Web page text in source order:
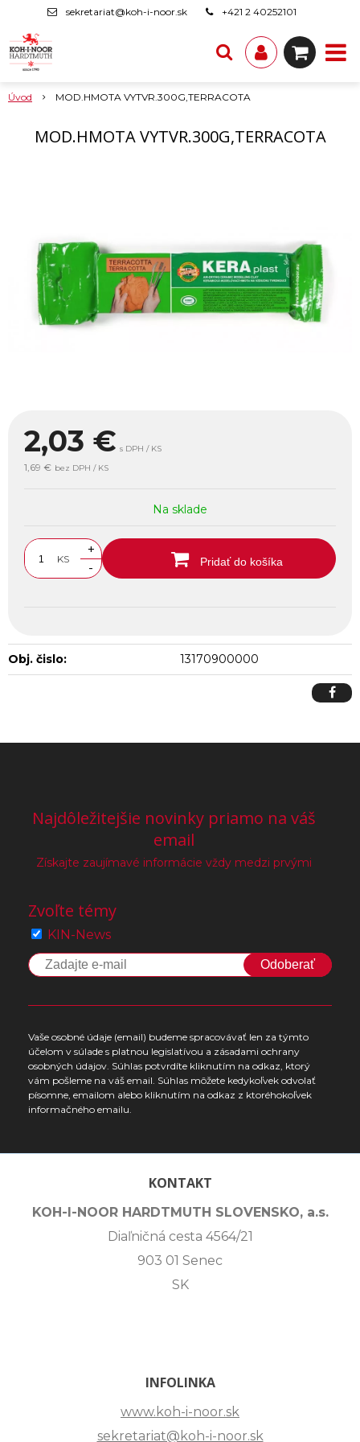
sekretariat@koh-i-noor.sk +421 2 40252101
Úvod MOD.HMOTA VYTVR.300G,TERRACOTA
MOD.HMOTA VYTVR.300G,TERRACOTA
2,03 € s DPH / KS
1,69 € bez DPH / KS
Na sklade
KS
+
-
Pridať do košíka
Obj. čislo: 13170900000
Najdôležitejšie novinky priamo na váš
email
Získajte zaujímavé informácie vždy medzi prvými
Zvoľte témy
KIN-News
Odoberať
Vaše osobné údaje (email) budeme spracovávať len za týmto
účelom v súlade s platnou legislatívou a zásadami ochrany
osobných údajov. Súhlas potvrdíte kliknutím na odkaz, ktorý
vám pošleme na váš email. Súhlas môžete kedykoľvek odvolať
písomne, emailom alebo kliknutím na odkaz z ktoréhokoľvek
informačného emailu.
KONTAKT
KOH-I-NOOR HARDTMUTH SLOVENSKO, a.s.
Diaľničná cesta 4564/21
903 01 Senec
SK
INFOLINKA
www.koh-i-noor.sk
sekretariat@koh-i-noor.sk